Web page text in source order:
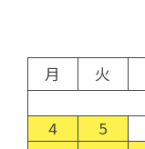
月
火
4
5